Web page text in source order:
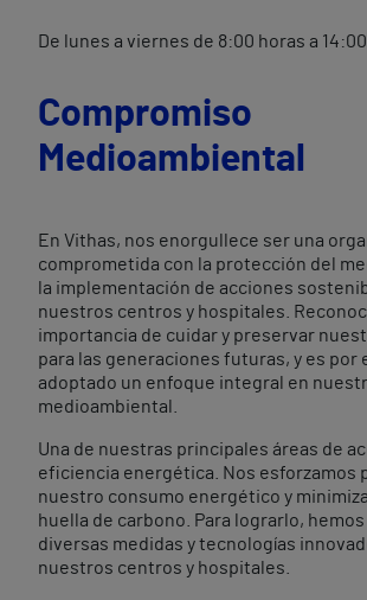
De lunes a viernes de 8:00 horas a
Compromiso
Medioambiental
En Vithas, nos enorgullece ser una
comprometida con la protección del
la implementación de acciones
nuestros centros y hospitales.
importancia de cuidar y preservar
para las generaciones futuras, y es por
adoptado un enfoque integral en
medioambiental.
Una de nuestras principales áreas de
eficiencia energética. Nos esforzamos
nuestro consumo energético y
huella de carbono. Para lograrlo,
diversas medidas y tecnologías
nuestros centros y hospitales.